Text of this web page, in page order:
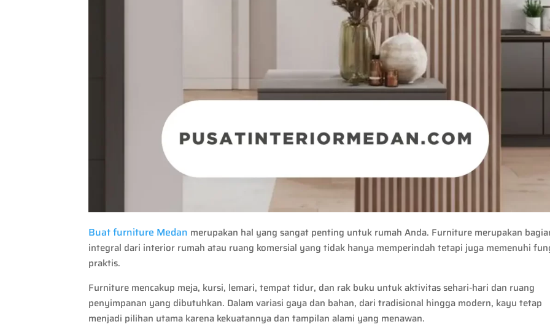
Buat furniture Medan merupakan hal yang sangat penting untuk rumah Anda. Furniture merupakan
integral dari interior rumah atau ruang komersial yang tidak hanya memperindah tetapi juga memenuhi
praktis.
Furniture mencakup meja, kursi, lemari, tempat tidur, dan rak buku untuk aktivitas sehari-hari dan ruang
penyimpanan yang dibutuhkan. Dalam variasi gaya dan bahan, dari tradisional hingga modern, kayu tetap
menjadi pilihan utama karena kekuatannya dan tampilan alami yang menawan.